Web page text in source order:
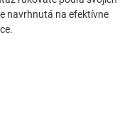
navrhnutá na efektívne